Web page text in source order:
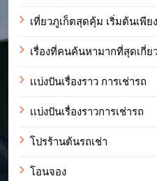
เที่ยวภูเก็ตสุดคุ้ม เริ่มต้นเพีย
เรื่องที่คนค้นหามากที่สุดเกี่ย
เเบ่งปันเรื่องราว การเช่ารถ
เเบ่งปันเรื่องราวการเช่ารถ
โปรร้านต้นรถเช่า
โอนจอง